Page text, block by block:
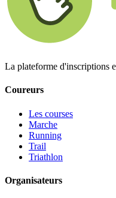
La plateforme d'inscriptions
Coureurs
Les courses
Marche
Running
Trail
Triathlon
Organisateurs